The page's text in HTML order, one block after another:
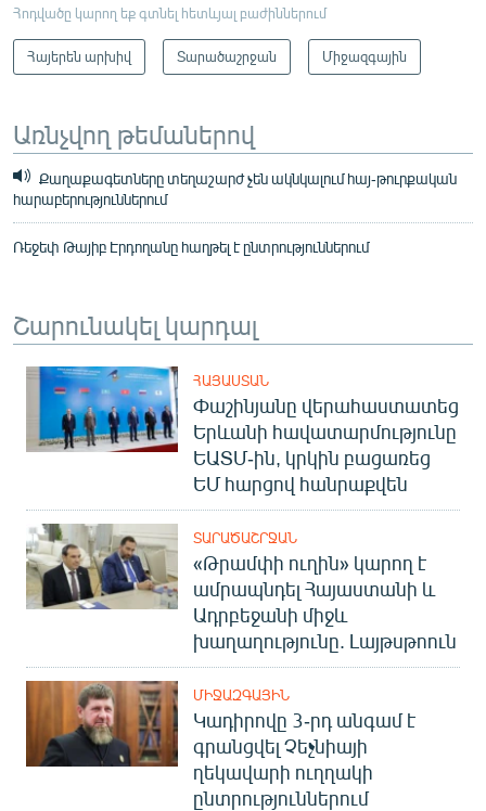
Հոդվածը կարող եք գտնել հետևյալ բաժիններում
Հայերեն արխիվ Տարածաշրջան Միջազգային
Առնչվող թեմաներով
Քաղաքագետները տեղաշարժ չեն ակնկալում հայ-թուրքական
հարաբերություններում
Ռեջեփ Թայիբ Էրդողանը հաղթել է ընտրություններում
Շարունակել կարդալ
ՀԱՅԱՍՏԱՆ
Փաշինյանը վերահաստատեց
Երևանի հավատարմությունը
ԵԱՏՄ-ին, կրկին բացառեց
ԵՄ հարցով հանրաքվեն
ՏԱՐԱԾԱՇՐՋԱՆ
«Թրամփի ուղին» կարող է
ամրապնդել Հայաստանի և
Ադրբեջանի միջև
խաղաղությունը. Լայթսթոուն
ՄԻՋԱԶԳԱՅԻՆ
Կադիրովը 3-րդ անգամ է
գրանցվել Չեչնիայի
ղեկավարի ուղղակի
ընտրություններում